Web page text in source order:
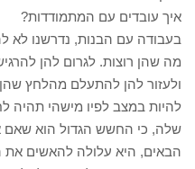
איך עובדים עם המתמודדות?
בעבודה עם הבנות, נדרשנו לא
מה שהן רוצות. לגרום להן
ולעזור להן להתעלם מהלחץ שהן
להיות במצב לפיו מישהי
שלה, כי החשש הגדול הוא
הבאים, היא עלולה להאשים את